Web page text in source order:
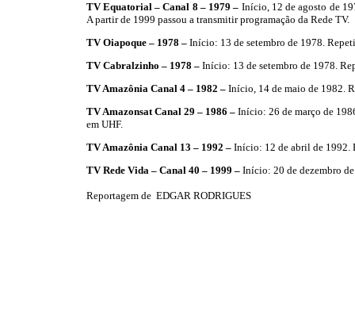
TV Equatorial – Canal 8 – 1979 – Início, 12 de agosto de
A partir de 1999 passou a transmitir programação da Rede TV.
TV Oiapoque – 1978 – Início: 13 de setembro de 1978.
TV Cabralzinho – 1978 – Início: 13 de setembro de 1978.
TV Amazônia Canal 4 – 1982 – Início, 14 de maio de 1982.
TV Amazonsat Canal 29 – 1986 – Início: 26 de março de
em UHF.
TV Amazônia Canal 13 – 1992 – Início: 12 de abril de 1992.
TV Rede Vida – Canal 40 – 1999 – Início: 20 de dezembro
Reportagem de EDGAR RODRIGUES